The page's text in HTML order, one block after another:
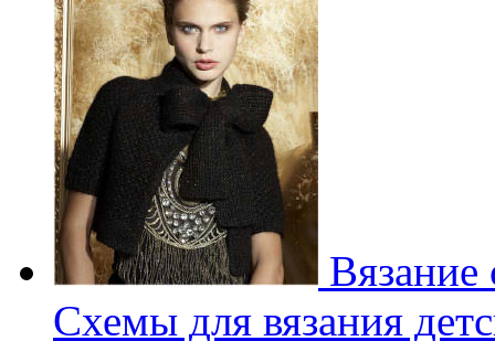
Схемы для вязания